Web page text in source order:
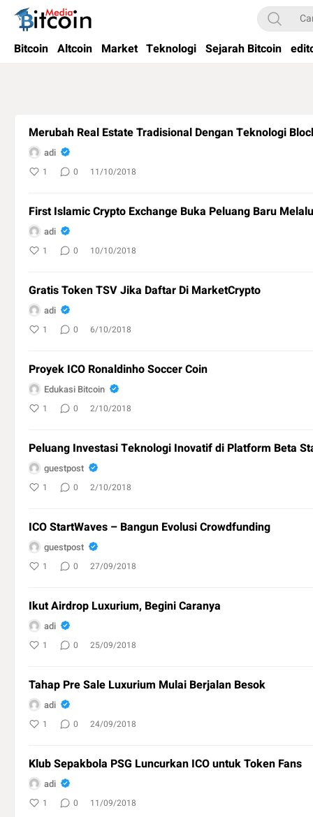
Bitcoin Media Indonesia
Media Bitcoin dan Cryptocurrency, dan Blockchain di Indonesia
Bitcoin Altcoin Market Teknologi Sejarah Bitcoin
Merubah Real Estate Tradisional Dengan Teknologi
adi
1 0 11/10/2018
First Islamic Crypto Exchange Buka Peluang Baru
adi
1 0 10/10/2018
Gratis Token TSV Jika Daftar Di MarketCrypto
adi
1 0 6/10/2018
Proyek ICO Ronaldinho Soccer Coin
Edukasi Bitcoin
1 0 2/10/2018
Peluang Investasi Teknologi Inovatif di Platform Beta
guestpost
1 0 2/10/2018
ICO StartWaves – Bangun Evolusi Crowdfunding
guestpost
1 0 27/09/2018
Ikut Airdrop Luxurium, Begini Caranya
adi
1 0 25/09/2018
Tahap Pre Sale Luxurium Mulai Berjalan Besok
adi
1 0 24/09/2018
Klub Sepakbola PSG Luncurkan ICO untuk Token Fans
adi
1 0 11/09/2018